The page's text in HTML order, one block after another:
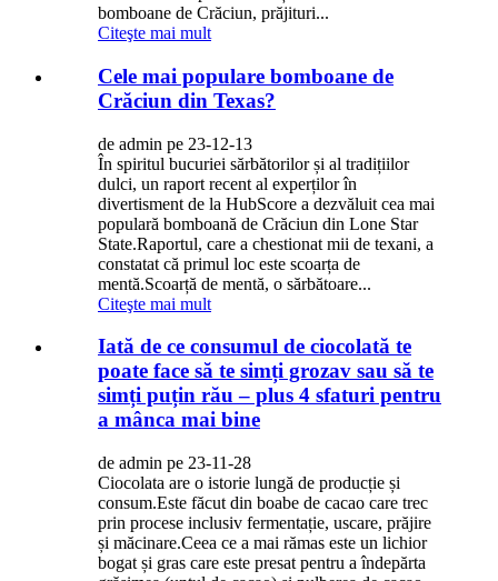
bomboane de Crăciun, prăjituri...
Citeşte mai mult
Cele mai populare bomboane de
Crăciun din Texas?
de admin pe 23-12-13
În spiritul bucuriei sărbătorilor și al tradițiilor
dulci, un raport recent al experților în
divertisment de la HubScore a dezvăluit cea mai
populară bomboană de Crăciun din Lone Star
State.Raportul, care a chestionat mii de texani, a
constatat că primul loc este scoarța de
mentă.Scoarță de mentă, o sărbătoare...
Citeşte mai mult
Iată de ce consumul de ciocolată te
poate face să te simți grozav sau să te
simți puțin rău – plus 4 sfaturi pentru
a mânca mai bine
de admin pe 23-11-28
Ciocolata are o istorie lungă de producție și
consum.Este făcut din boabe de cacao care trec
prin procese inclusiv fermentație, uscare, prăjire
și măcinare.Ceea ce a mai rămas este un lichior
bogat și gras care este presat pentru a îndepărta